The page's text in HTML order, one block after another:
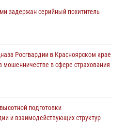
задержан серийный похититель
Росгвардии в Красноярском крае
в сфере страхования
подготовки
и взаимодействующих структур